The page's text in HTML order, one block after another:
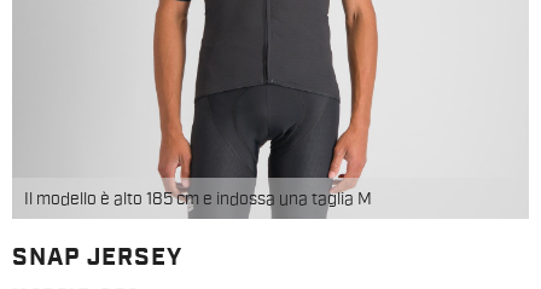
Il modello è alto 185 cm e indossa una taglia M
SNAP JERSEY